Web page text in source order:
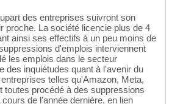
des entreprises suivront son
proche. La société licencie plus de 4
ainsi ses effectifs à un peu moins de
d'emplois interviennent
les emplois dans le secteur
des inquiétudes quant à l'avenir du
telles qu'Amazon, Meta,
toutes procédé à des suppressions
de l'année dernière, en lien